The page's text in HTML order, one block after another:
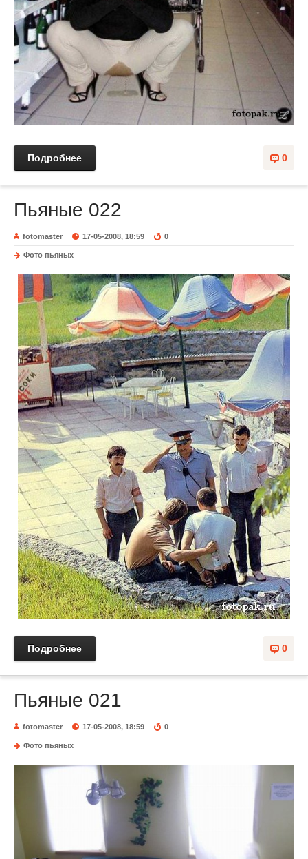
0
Подробнее
Пьяные 022
fotomaster 17-05-2008, 18:59 0
Фото пьяных
0
Подробнее
Пьяные 021
fotomaster 17-05-2008, 18:59 0
Фото пьяных